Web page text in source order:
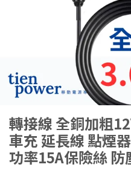
轉接線 全銅加粗
車充 延長線 點煙
功率15A保險絲 防